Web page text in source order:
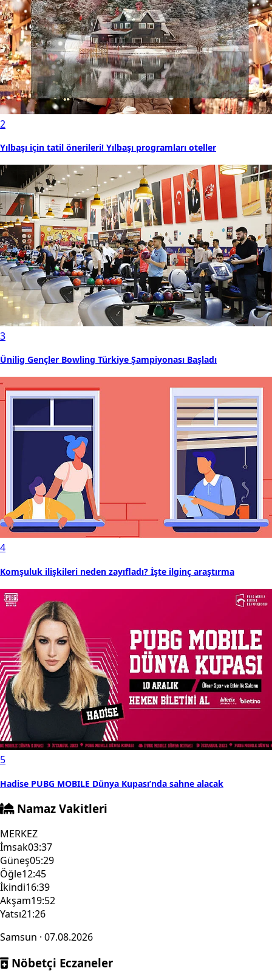
2
Yılbaşı için tatil önerileri! Yılbaşı programları oteller
3
Ünilig Gençler Bowling Türkiye Şampiyonası Başladı
4
Komşuluk ilişkileri neden zayıfladı? İşte ilginç araştırma
5
Hadise PUBG MOBILE Dünya Kupası’nda sahne alacak
Namaz Vakitleri
MERKEZ
İmsak03:37
Güneş05:29
Öğle12:45
İkindi16:39
Akşam19:52
Yatsı21:26
Samsun · 07.08.2026
Nöbetçi Eczaneler